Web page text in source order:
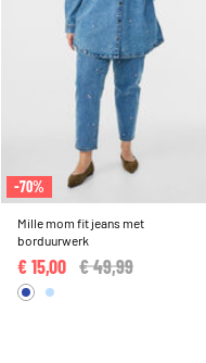
-70%
Mille mom fit jeans met
borduurwerk
Price reduced from
€ 49,99
€ 15,00